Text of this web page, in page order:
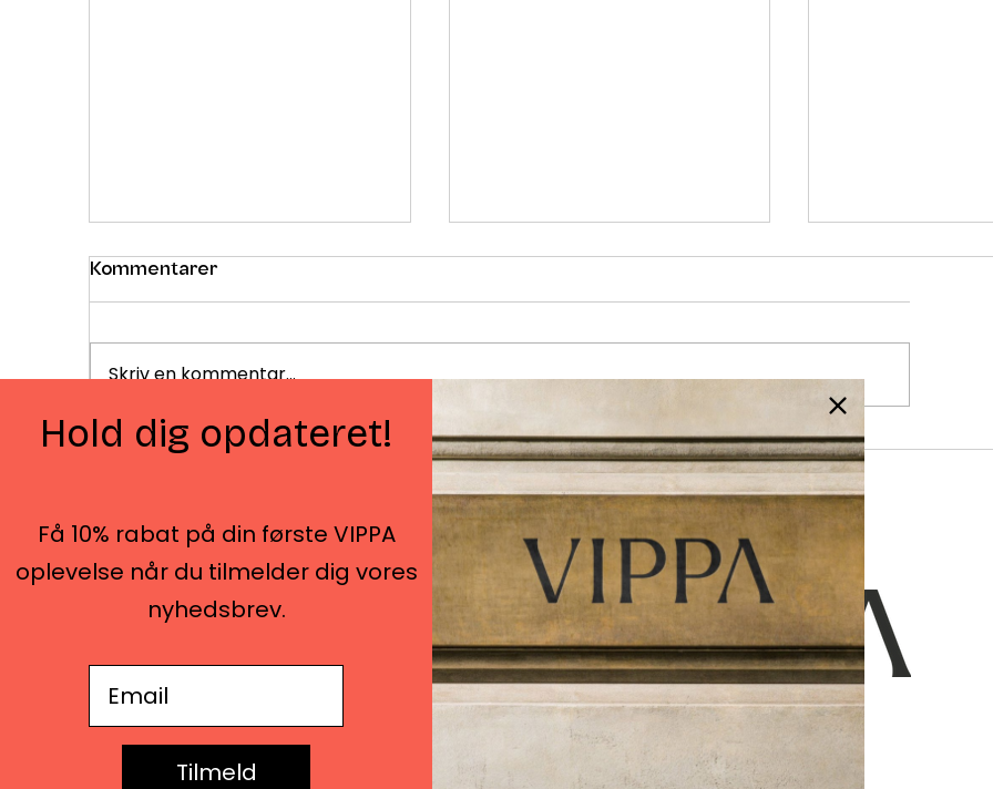
I skovens dybe stille ro
I DAG TRAK JEG VEJRET...!
Jeg er trådt
eksklusive
Kommentarer
Skriv en kommentar...
1256 København K
Skodsborgvej 188, Søllerød
+45 5388 0100
Hold dig opdateret!
Få 10% rabat på din første VIPPA
oplevelse når du tilmelder dig vores
nyhedsbrev.
E-mail adresse
Tilmeld